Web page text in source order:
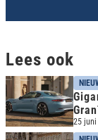
Lees ook
25 juni